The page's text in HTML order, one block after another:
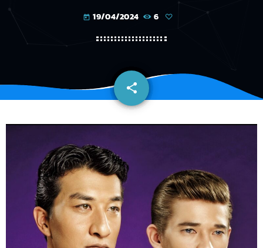
today 19/04/2024 6
share
email